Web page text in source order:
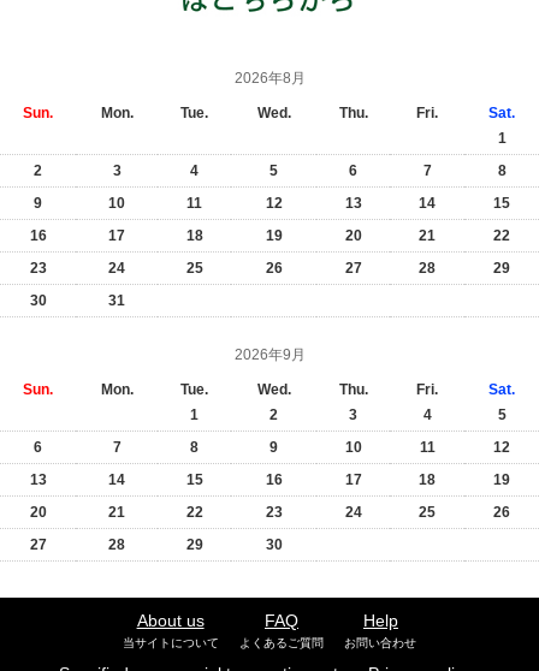
2026年8月
Sun. Mon. Tue. Wed. Thu. Fri.
Sat.
1
2
3 4 5 6 7
8
9
10 11 12 13 14
15
16
17 18 19 20 21
22
23
24 25 26 27 28
29
30
31
2026年9月
Sun. Mon. Tue. Wed. Thu. Fri.
Sat.
1
2 3 4
5
6
7 8 9 10 11
12
13
14 15 16 17 18
19
20
21 22 23 24 25
26
27
28 29 30
About us
当サイトについて
FAQ
よくあるご質問
Help
お問い合わせ